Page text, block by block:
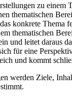
zu einem
thematischen
konkrete Thema
thematischen
und leitet daraus
für eine
und kommt
werden Ziele,